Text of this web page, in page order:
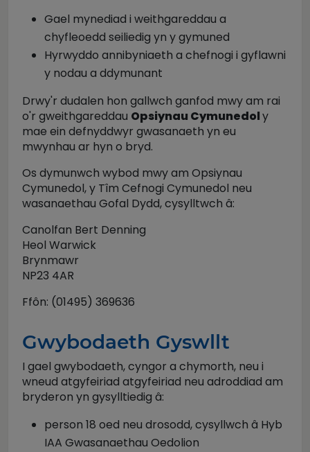
Gael mynediad i weithgareddau a
chyfleoedd seiliedig yn y gymuned
Hyrwyddo annibyniaeth a chefnogi i gyflawni
y nodau a ddymunant
Drwy'r dudalen hon gallwch ganfod mwy am rai
o'r gweithgareddau Opsiynau Cymunedoly
mae ein defnyddwyr gwasanaeth yn eu
mwynhau ar hyn o bryd.
Os dymunwch wybod mwy am Opsiynau
Cymunedol, y Tîm Cefnogi Cymunedol neu
wasanaethau Gofal Dydd, cysylltwch â:
Canolfan Bert Denning
Heol Warwick
Brynmawr
NP23 4AR
Ffôn: (01495) 369636
Gwybodaeth Gyswllt
I gael gwybodaeth, cyngor a chymorth, neu i
wneud atgyfeiriad atgyfeiriad neu adroddiad am
bryderon yn gysylltiedig â:
person 18 oed neu drosodd, cysyllwch â Hyb
IAA Gwasanaethau Oedolion